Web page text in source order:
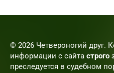
© 2026 Четвероногий друг.
информации с сайта строго
преследуется в судебном